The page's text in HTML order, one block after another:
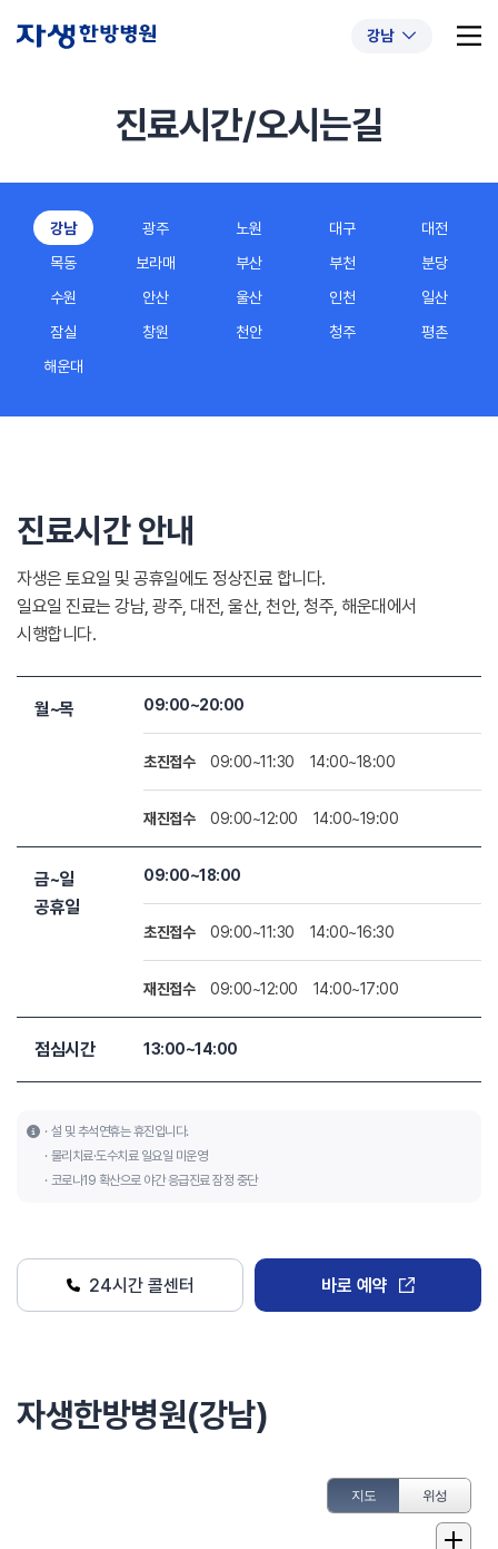
강남
진료시간/오시는길
강남 광주 노원 대구
대전
목동
보라매 부산 부천
분당
수원
안산 울산 인천
일산
잠실
창원 천안 청주
평촌
해운대
진료시간 안내
자생은 토요일 및 공휴일에도 정상진료 합니다.
일요일 진료는 강남, 광주, 대전, 울산, 천안, 청주, 해운대에서
시행합니다.
월~목 09:00~20:00
초진접수 09:00~11:30 14:00~18:00
재진접수 09:00~12:00 14:00~19:00
금~일
공휴일
09:00~18:00
초진접수 09:00~11:30 14:00~16:30
재진접수 09:00~12:00 14:00~17:00
점심시간 13:00~14:00
설 및 추석연휴는 휴진입니다.
물리치료·도수치료 일요일 미운영
코로나19 확산으로 야간 응급진료 잠정 중단
24시간 콜센터 바로 예약
자생한방병원(강남)
지도 위성